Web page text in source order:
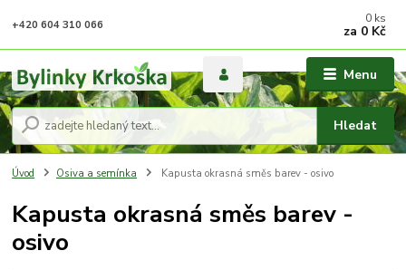
Menu
Hledat
+420 604 310 066 0 ks
za 0 Kč
Úvod Osiva a semínka Kapusta okrasná směs barev - osivo
Kapusta okrasná směs barev -
osivo